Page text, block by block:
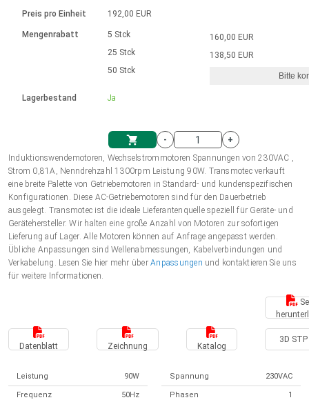
Einheitssystem
Einkaufswagen
Hubmagnete
230 - 50 Hz | 110 - 60 Hz
Drehzahlregelung für die AIS-Serie
Bürstenlose Gleichstrommotoren
mit Planetengetriebe und internem
Ø 28-42| 1-1400 rpm | <= 290Ncm
Bürstenlose DC Motor Controller
Gleichstrommotoren mit
Schneckengetriebe und Bürsten
Ø43-124mm | 31-425rpm | ≤ 41Nm
Treiber für Gleichstrommotoren mit
Synchron-Asynchron | für 1-4 Elektrozylinder
Synchron-Asynchron | für 1-4 Elektrozylinder
Français (EUR)
Polski (EUR)
Norsk (NOK)
Suomi (EUR)
Svenska (SEK)
Preis pro Einheit
Mengenrabatt
Lagerbestand
192,00 EUR
5 Stck
25 Stck
50 Stck
Ja
160,00 EUR
138,50 EUR
Bitte
-
+
Induktionswendemotoren, Wechselstrommotoren Spannungen von 230VAC ,
Strom 0,81A, Nenndrehzahl 1300rpm Leistung 90W. Transmotec verkauft
eine breite Palette von Getriebemotoren in Standard- und kundenspezifischen
Konfigurationen. Diese AC-Getriebemotoren sind für den Dauerbetrieb
ausgelegt. Transmotec ist die ideale Lieferantenquelle speziell für Geräte- und
Gerätehersteller. Wir halten eine große Anzahl von Motoren zur sofortigen
Lieferung auf Lager. Alle Motoren können auf Anfrage angepasst werden.
Übliche Anpassungen sind Wellenabmessungen, Kabelverbindungen und
Verkabelung. Lesen Sie hier mehr überAnpassungen und kontaktieren Sie uns
für weitere Informationen.
Datenblatt Zeichnung Katalog
3D STP
Leistung 90W Spannung 230VAC
Frequenz 50Hz Phasen 1